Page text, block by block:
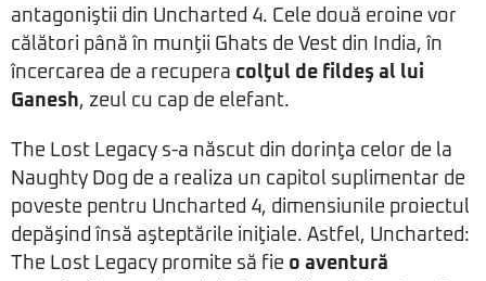
antagoniştii din Uncharted 4. Cele două eroine vor
călători până în munţii Ghats de Vest din India, în
încercarea de a recupera colţul de fildeş al lui
Ganesh, zeul cu cap de elefant.
The Lost Legacy s-a născut din dorinţa celor de la
Naughty Dog de a realiza un capitol suplimentar de
poveste pentru Uncharted 4, dimensiunile proiectul
depăşind însă aşteptările iniţiale. Astfel, Uncharted:
The Lost Legacy promite să fie o aventură